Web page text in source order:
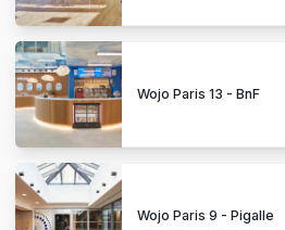
Wojo Paris 13 - BnF
Wojo Paris 9 - Pigalle